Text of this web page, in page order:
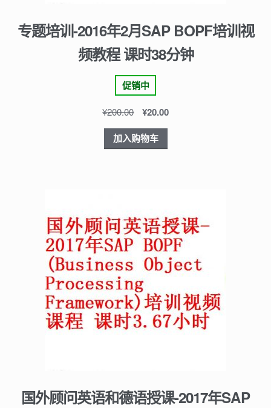
专题培训-2016年2月SAP BOPF培训视
频教程 课时38分钟
促销中
¥200.00 ¥20.00
加入购物车
国外顾问英语和德语授课-2017年SAP